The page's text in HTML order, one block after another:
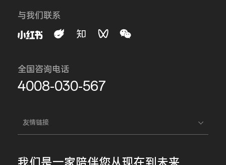
与我们联系
全国咨询电话
4008-030-567
友情链接